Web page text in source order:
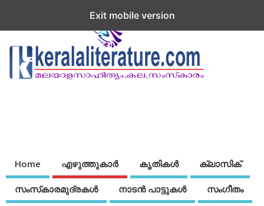
Home എഴുത്തുകാര്‍ കൃതികൾ ക്ലാസിക്
സംസ്‌കാരമുദ്രകള്‍ നാടന്‍ പാട്ടുകള്‍ സംഗീതം
Exit mobile version